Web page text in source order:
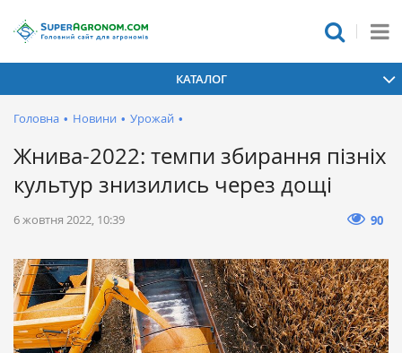
КАТАЛОГ
Головна • Новини • Урожай •
Жнива-2022: темпи збирання пізніх
культур знизились через дощі
6 жовтня 2022, 10:39 90